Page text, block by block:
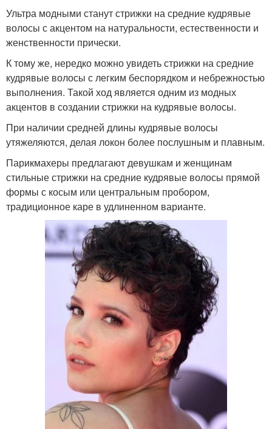
Ультра модными станут стрижки на средние кудрявые
волосы с акцентом на натуральности, естественности и
женственности прически.
К тому же, нередко можно увидеть стрижки на средние
кудрявые волосы с легким беспорядком и небрежностью
выполнения. Такой ход является одним из модных
акцентов в создании стрижки на кудрявые волосы.
При наличии средней длины кудрявые волосы
утяжеляются, делая локон более послушным и плавным.
Парикмахеры предлагают девушкам и женщинам
стильные стрижки на средние кудрявые волосы прямой
формы с косым или центральным пробором,
традиционное каре в удлиненном варианте.